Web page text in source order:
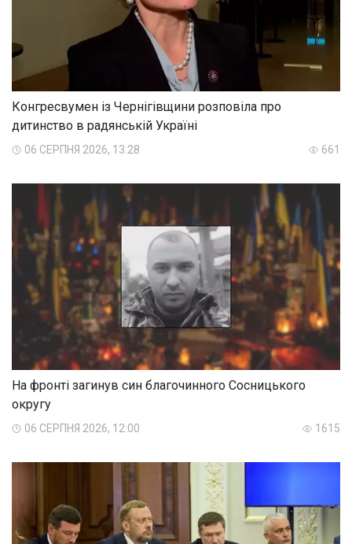
Конгресвумен із Чернігівщини розповіла про
дитинство в радянській Україні
06 СЕРПНЯ 2026, 13:28 661
На фронті загинув син благочинного Сосницького
округу
06 СЕРПНЯ 2026, 12:00 1615